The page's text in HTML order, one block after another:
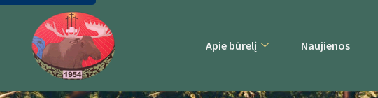
Apie būrelį Naujienos